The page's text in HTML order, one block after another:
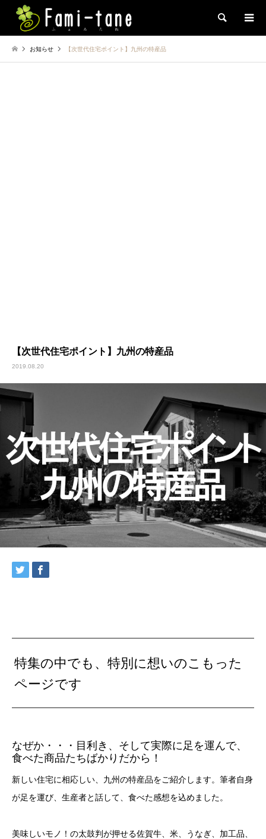
検索
お知らせ 【次世代住宅ポイント】九州の特産品
【次世代住宅ポイント】九州の特産品
2019.08.20
特集の中でも、特別に想いのこもった
ページです
なぜか・・・目利き、そして実際に足を運んで、
食べた商品たちばかりだから！
新しい住宅に相応しい、九州の特産品をご紹介します。筆者自身
が足を運び、生産者と話して、食べた感想を込めました。
美味しいモノ！の太鼓判が押せる佐賀牛、米、うなぎ、加工品、